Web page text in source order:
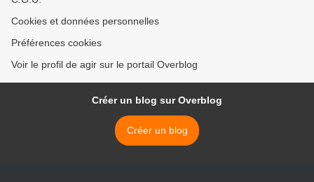
Cookies et données personnelles
Préférences cookies
Voir le profil de agir sur le portail Overblog
Créer un blog sur Overblog
Créer un blog